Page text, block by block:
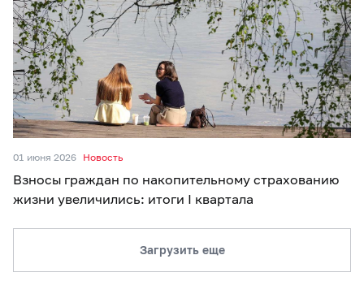
01 июня 2026 Новость
Взносы граждан по накопительному страхованию
жизни увеличились: итоги I квартала
Загрузить еще